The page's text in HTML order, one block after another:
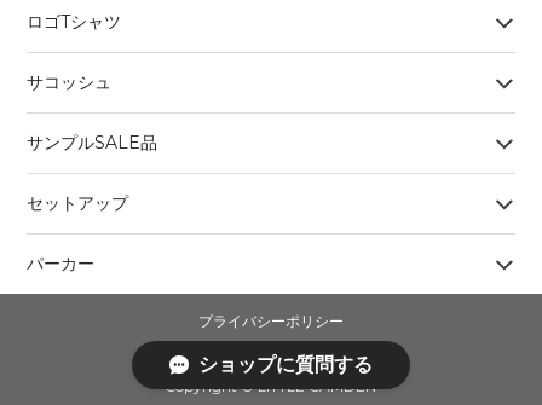
ロゴTシャツ
サコッシュ
サンプルSALE品
セットアップ
パーカー
プライバシーポリシー
Copyright ©︎ LITTLE CAMDEN
ショップに質問する